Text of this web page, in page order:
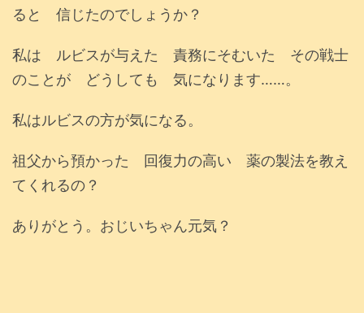
ると 信じたのでしょうか？
私は ルビスが与えた 責務にそむいた その戦士
のことが どうしても 気になります……。
私はルビスの方が気になる。
祖父から預かった 回復力の高い 薬の製法を教え
てくれるの？
ありがとう。おじいちゃん元気？